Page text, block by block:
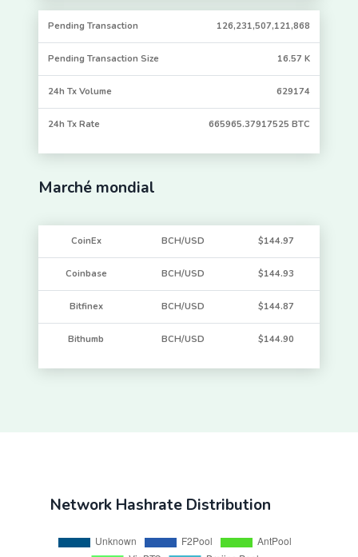
ago
Pending Transaction 126,231,507,121,868
Pending Transaction Size 16.57 K
24h Tx Volume 629174
24h Tx Rate 665965.37917525 BTC
Marché mondial
CoinEx BCH/USD $144.97
Coinbase BCH/USD $144.93
Bitfinex BCH/USD $144.87
Bithumb BCH/USD $144.90
Network Hashrate Distribution